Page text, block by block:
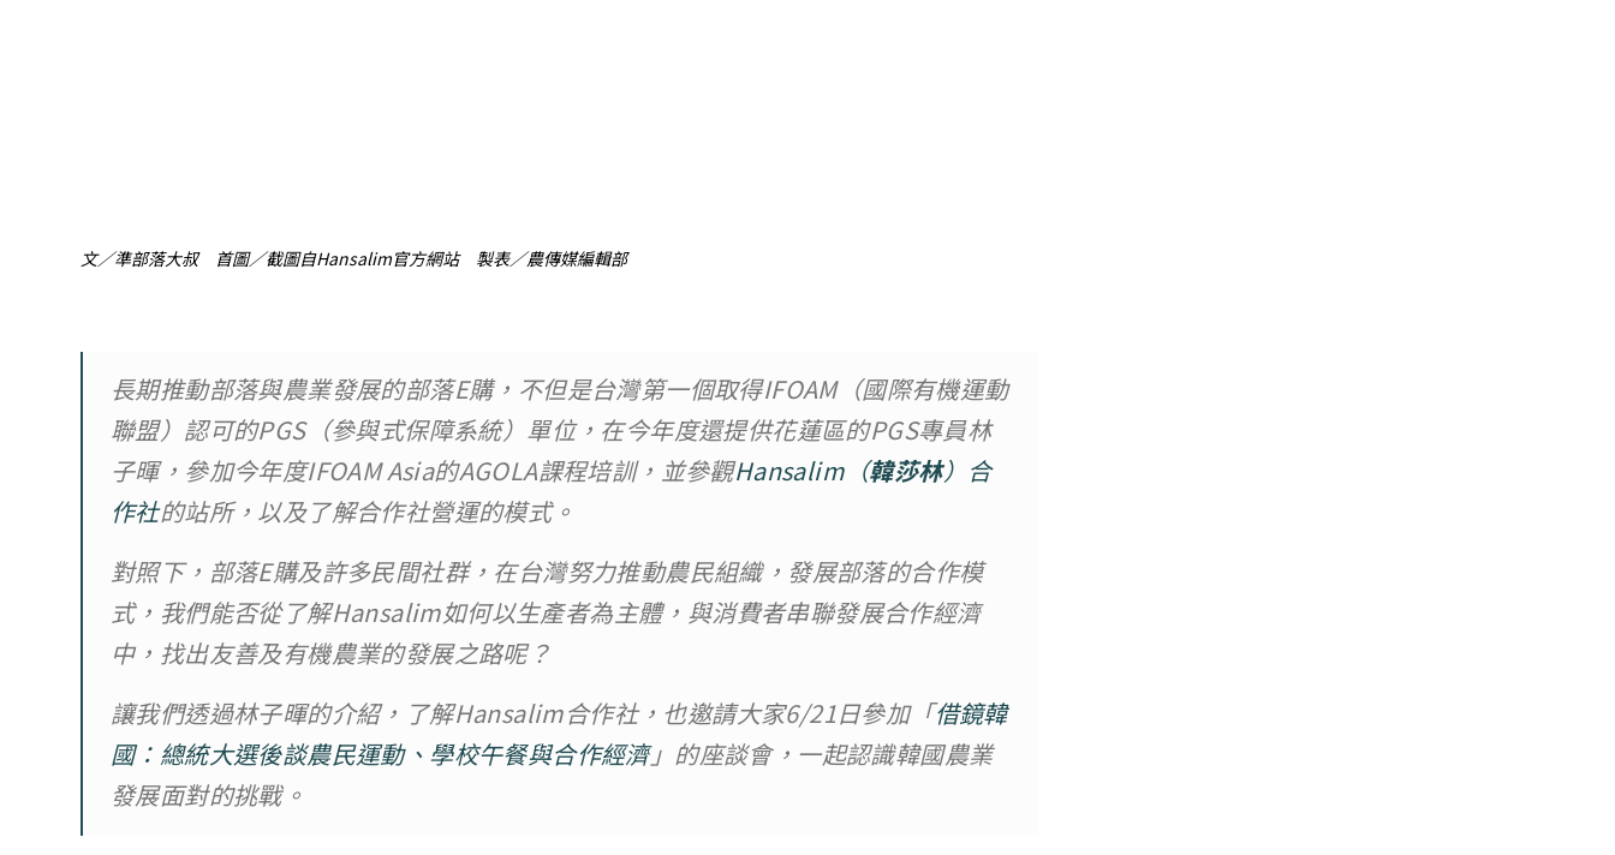
文／準部落大叔 首圖／截圖自Hansalim官方網站 製表／農傳媒編輯部
長期推動部落與農業發展的部落E購，不但是台灣第一個取得IFOAM（國際有機運動
聯盟）認可的PGS（參與式保障系統）單位，在今年度還提供花蓮區的PGS專員林
子暉，參加今年度IFOAM Asia的AGOLA課程培訓，並參觀Hansalim（韓莎林）合
作社的站所，以及了解合作社營運的模式。
對照下，部落E購及許多民間社群，在台灣努力推動農民組織，發展部落的合作模
式，我們能否從了解Hansalim如何以生產者為主體，與消費者串聯發展合作經濟
中，找出友善及有機農業的發展之路呢？
讓我們透過林子暉的介紹，了解Hansalim合作社，也邀請大家6/21日參加「借鏡韓
國：總統大選後談農民運動、學校午餐與合作經濟」的座談會，一起認識韓國農業
發展面對的挑戰。